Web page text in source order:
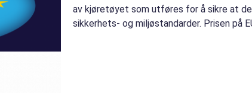
av kjøretøyet som utføres for å sikre at
sikkerhets- og miljøstandarder. Prisen på